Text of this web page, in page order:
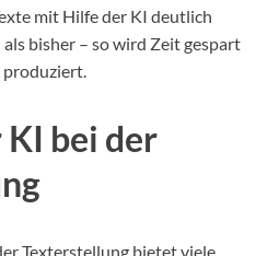
mit Hilfe der KI deutlich
bisher – so wird Zeit gespart
bei der
Texterstellung bietet viele